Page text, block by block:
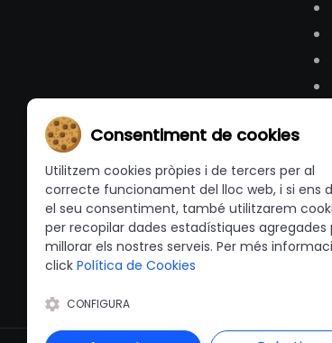
Consentiment de cookies
Utilitzem cookies pròpies i de tercers per al
correcte funcionament del lloc web, i si ens
el seu consentiment, també utilitzarem
per recopilar dades estadístiques agregades
millorar els nostres serveis. Per més
click Política de Cookies
CONFIGURA